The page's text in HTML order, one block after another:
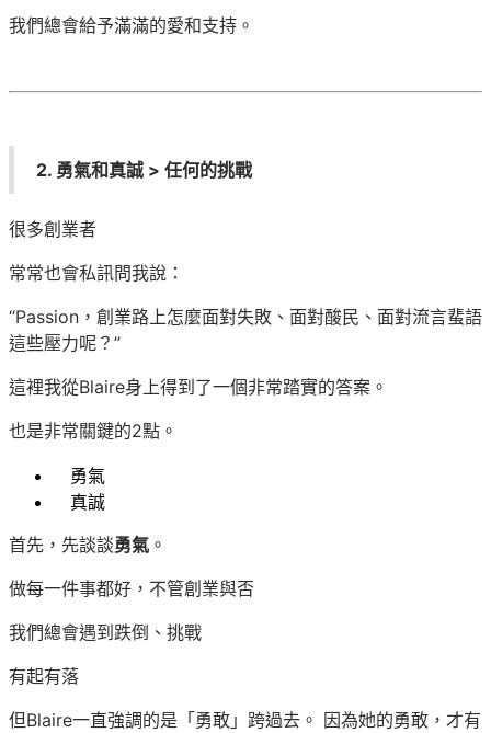
我們總會給予滿滿的愛和支持。
2. 勇氣和真誠 > 任何的挑戰
很多創業者
常常也會私訊問我說：
“Passion，創業路上怎麼面對失敗、面對酸民、面對流言蜚語
這些壓力呢？”
這裡我從Blaire身上得到了一個非常踏實的答案。
也是非常關鍵的2點。
勇氣
真誠
首先，先談談勇氣 。
做每一件事都好，不管創業與否
我們總會遇到跌倒、挑戰
有起有落
但Blaire一直強調的是「勇敢」跨過去。 因為她的勇敢，才有